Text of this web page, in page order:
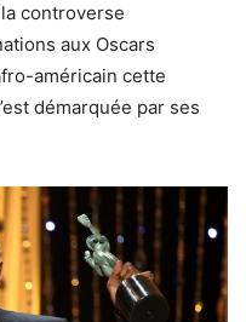
controverse
aux Oscars
américain cette
démarquée par ses